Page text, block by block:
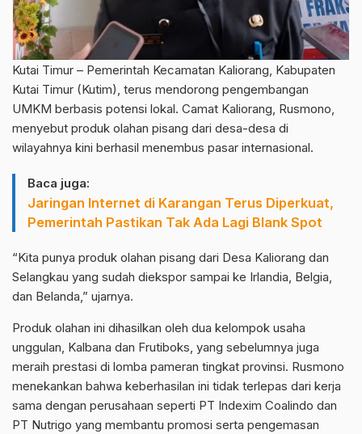
Kutai Timur – Pemerintah Kecamatan Kaliorang, Kabupaten
Kutai Timur (Kutim), terus mendorong pengembangan
UMKM berbasis potensi lokal. Camat Kaliorang, Rusmono,
menyebut produk olahan pisang dari desa-desa di
wilayahnya kini berhasil menembus pasar internasional.
Baca juga:
Jaringan Internet di Karangan Terus Diperkuat,
Pemerintah Pastikan Tak Ada Lagi Blank Spot
“Kita punya produk olahan pisang dari Desa Kaliorang dan
Selangkau yang sudah diekspor sampai ke Irlandia, Belgia,
dan Belanda,” ujarnya.
Produk olahan ini dihasilkan oleh dua kelompok usaha
unggulan, Kalbana dan Frutiboks, yang sebelumnya juga
meraih prestasi di lomba pameran tingkat provinsi. Rusmono
menekankan bahwa keberhasilan ini tidak terlepas dari kerja
sama dengan perusahaan seperti PT Indexim Coalindo dan
PT Nutrigo yang membantu promosi serta pengemasan